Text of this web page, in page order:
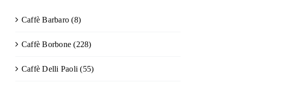
Caffè Barbaro (8)
Caffè Borbone (228)
Caffè Delli Paoli (55)